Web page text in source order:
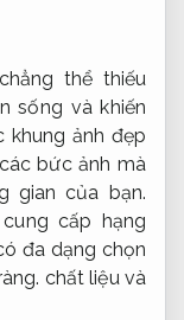
thể thiếu
sống và khiến
khung ảnh đẹp
bức ảnh mà
gian của bạn.
cấp hạng
đa dạng chọn
chất liệu và